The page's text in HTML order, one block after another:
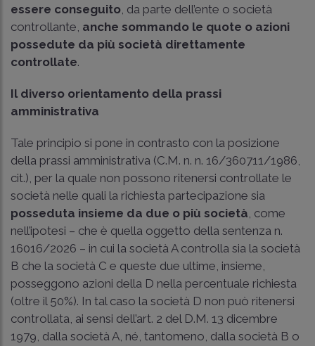
essere conseguito, da parte dell’ente o società
controllante, anche sommando le quote o azioni
possedute da più società direttamente
controllate.
Il diverso orientamento della prassi
amministrativa
Tale principio si pone in contrasto con la posizione
della prassi amministrativa (C.M. n. n. 16/360711/1986,
cit.), per la quale non possono ritenersi controllate le
società nelle quali la richiesta partecipazione sia
posseduta insieme da due o più società, come
nell’ipotesi – che è quella oggetto della sentenza n.
16016/2026 – in cui la società A controlla sia la società
B che la società C e queste due ultime, insieme,
posseggono azioni della D nella percentuale richiesta
(oltre il 50%). In tal caso la società D non può ritenersi
controllata, ai sensi dell’art. 2 del D.M. 13 dicembre
1979, dalla società A, né, tantomeno, dalla società B o